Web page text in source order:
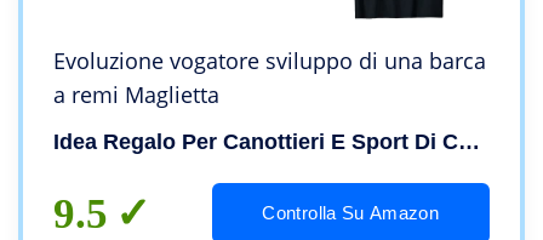
Evoluzione vogatore sviluppo di una barca
a remi Maglietta
Idea Regalo Per Canottieri E Sport Di Canottaggio
9.5 Controlla Su Amazon